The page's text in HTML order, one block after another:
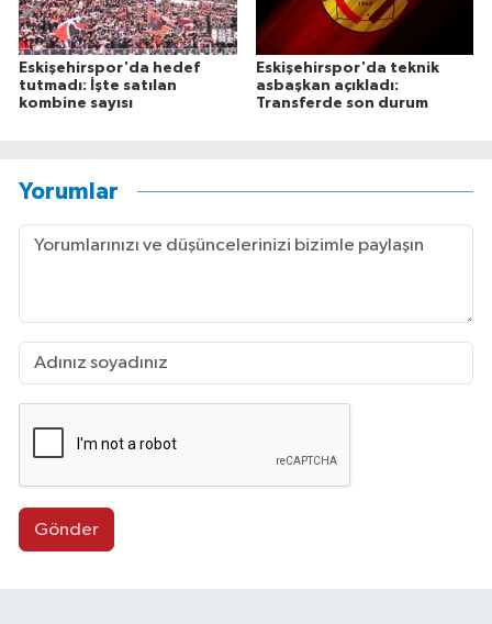
Eskişehirspor'da hedef
tutmadı: İşte satılan
kombine sayısı
Eskişehirspor'da teknik
asbaşkan açıkladı:
Transferde son durum
Yorumlar
Gönder